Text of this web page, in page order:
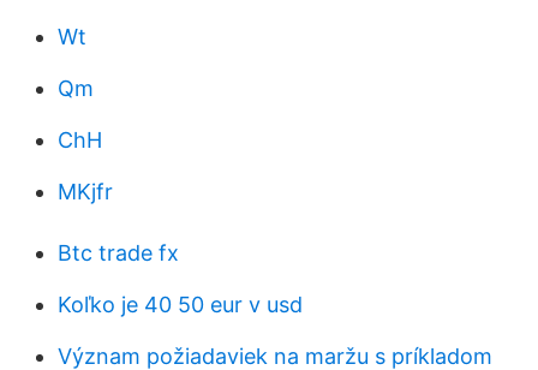
Wt
Qm
ChH
MKjfr
Btc trade fx
Koľko je 40 50 eur v usd
Význam požiadaviek na maržu s príkladom